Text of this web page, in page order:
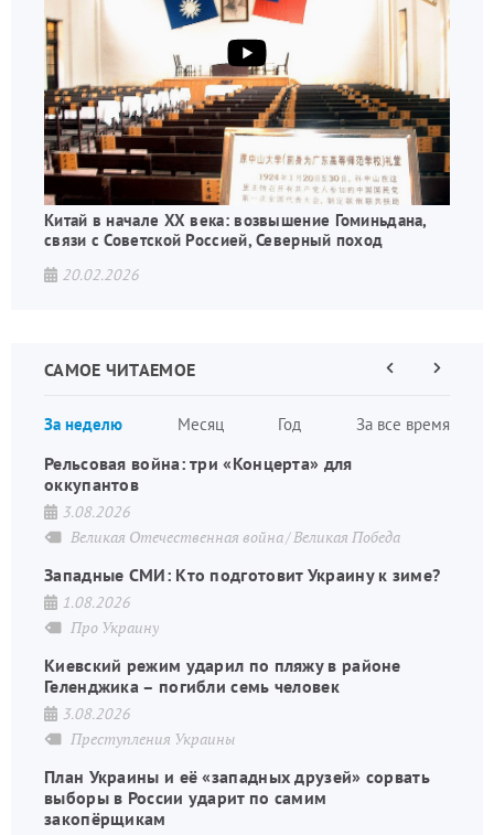
Китай в начале XX века: возвышение Гоминьдана,
связи с Советской Россией, Северный поход
20.02.2026
САМОЕ ЧИТАЕМОЕ
За неделю Месяц Год За все время
страниц
ПредыдущаяСледующая
Рельсовая война: три «Концерта» для
оккупантов
3.08.2026
Великая Отечественная война Великая Победа
Западные СМИ: Кто подготовит Украину к зиме?
1.08.2026
Про Украину
Киевский режим ударил по пляжу в районе
Геленджика – погибли семь человек
3.08.2026
Преступления Украины
План Украины и её «западных друзей» сорвать
выборы в России ударит по самим
закопёрщикам